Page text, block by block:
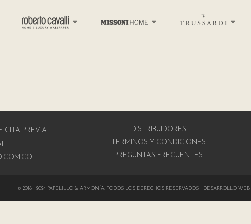
CITA PREVIA
DISTRIBUIDORES
TÉRMINOS Y CONDICIONES
PREGUNTAS FRECUENTES
© 2018 - 2024 PAPELILLO & ARMONÍA, TODOS LOS DERECHOS RESERVADOS | DESARROLLO WEB